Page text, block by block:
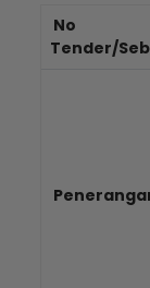
No
Tender/